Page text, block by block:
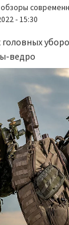
- 15:30
ведро